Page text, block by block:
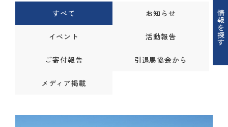
情報を探す
すべて お知らせ
イベント 活動報告
ご寄付報告 引退馬協会から
メディア掲載